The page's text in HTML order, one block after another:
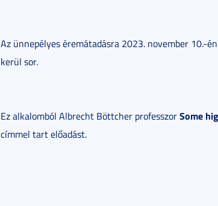
Az ünnepélyes éremátadásra 2023. november 10.-
kerül sor.
Ez alkalomból Albrecht Böttcher professzorSome
címmel tart előadást.